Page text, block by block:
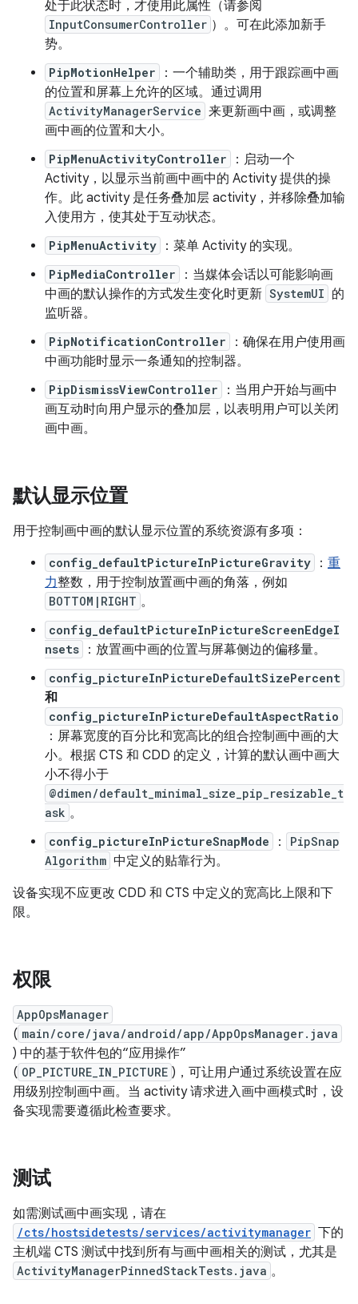
处于此状态时，才使用此属性（请参阅
InputConsumerController ）。可在此添加新手
势。
PipMotionHelper
：一个辅助类，用于跟踪画中画
的位置和屏幕上允许的区域。通过调用
ActivityManagerService 来更新画中画，或调整
画中画的位置和大小。
PipMenuActivityController
：启动一个
Activity，以显示当前画中画中的 Activity 提供的操
作。此 activity 是任务叠加层 activity，并移除叠加输
入使用方，使其处于互动状态。
PipMenuActivity ：菜单 Activity 的实现。
PipMediaController
：当媒体会话以可能影响画
中画的默认操作的方式发生变化时更新 SystemUI 的
监听器。
PipNotificationController
：确保在用户使用画
中画功能时显示一条通知的控制器。
PipDismissViewController
：当用户开始与画中
画互动时向用户显示的叠加层，以表明用户可以关闭
画中画。
默认显示位置
用于控制画中画的默认显示位置的系统资源有多项：
config_defaultPictureInPictureGravity ： 重
力整数，用于控制放置画中画的角落，例如
BOTTOM|RIGHT 。
config_defaultPictureInPictureScreenEdgeI
nsets
：放置画中画的位置与屏幕侧边的偏移量。
config_pictureInPictureDefaultSizePercent
和
config_pictureInPictureDefaultAspectRatio
：屏幕宽度的百分比和宽高比的组合控制画中画的大
小。根据 CTS 和 CDD 的定义，计算的默认画中画大
小不得小于
@dimen/default_minimal_size_pip_resizable_t
ask 。
config_pictureInPictureSnapMode ：
PipSnap
Algorithm 中定义的贴靠行为。
设备实现不应更改 CDD 和 CTS 中定义的宽高比上限和下
限。
权限
AppOpsManager
( main/core/java/android/app/AppOpsManager.java
) 中的基于软件包的“应用操作”
( OP_PICTURE_IN_PICTURE )，可让用户通过系统设置在应
用级别控制画中画。当 activity 请求进入画中画模式时，设
备实现需要遵循此检查要求。
测试
如需测试画中画实现，请在
/cts/hostsidetests/services/activitymanager 下的
主机端 CTS 测试中找到所有与画中画相关的测试，尤其是
ActivityManagerPinnedStackTests.java 。